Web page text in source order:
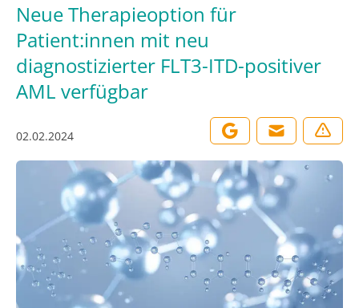
Neue Therapieoption für
Patient:innen mit neu
diagnostizierter FLT3-ITD-positiver
AML verfügbar
02.02.2024